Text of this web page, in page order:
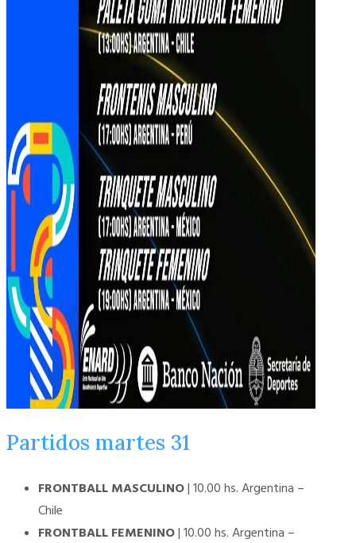
Partidos martes 31
FRONTBALL MASCULINO| 10.00 hs. Argentina –
Chile
FRONTBALL FEMENINO| 10.00 hs. Argentina –